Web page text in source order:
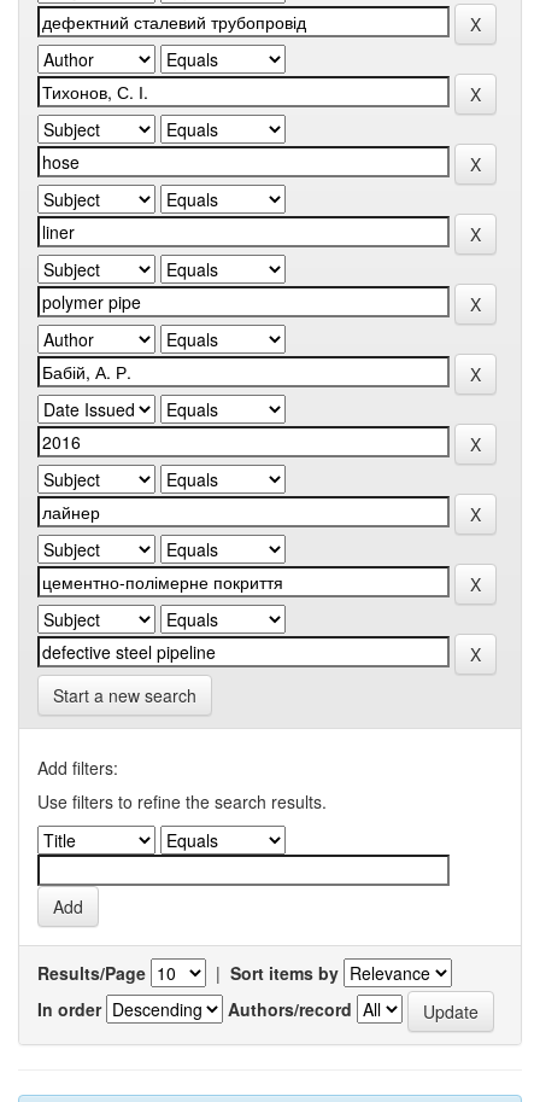
Start a new search
Add filters:
Use filters to refine the search results.
Results/Page | Sort items by
In order
Authors/record